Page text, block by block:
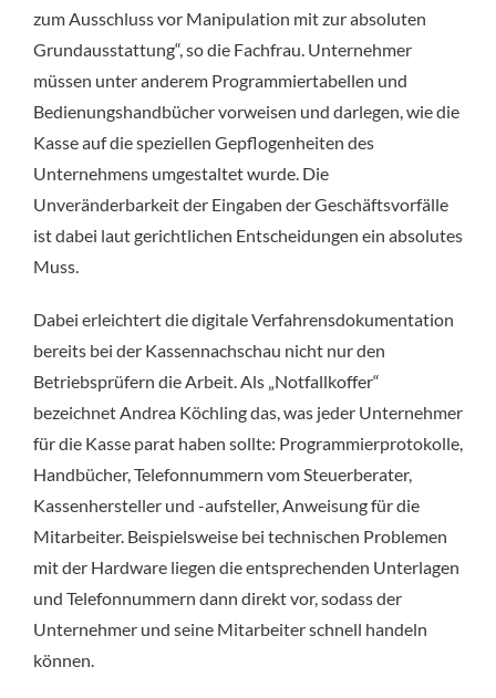
zum Ausschluss vor Manipulation mit zur absoluten
Grundausstattung“, so die Fachfrau. Unternehmer
müssen unter anderem Programmiertabellen und
Bedienungshandbücher vorweisen und darlegen, wie die
Kasse auf die speziellen Gepflogenheiten des
Unternehmens umgestaltet wurde. Die
Unveränderbarkeit der Eingaben der Geschäftsvorfälle
ist dabei laut gerichtlichen Entscheidungen ein absolutes
Muss.
Dabei erleichtert die digitale Verfahrensdokumentation
bereits bei der Kassennachschau nicht nur den
Betriebsprüfern die Arbeit. Als „Notfallkoffer“
bezeichnet Andrea Köchling das, was jeder Unternehmer
für die Kasse parat haben sollte: Programmierprotokolle,
Handbücher, Telefonnummern vom Steuerberater,
Kassenhersteller und -aufsteller, Anweisung für die
Mitarbeiter. Beispielsweise bei technischen Problemen
mit der Hardware liegen die entsprechenden Unterlagen
und Telefonnummern dann direkt vor, sodass der
Unternehmer und seine Mitarbeiter schnell handeln
können.